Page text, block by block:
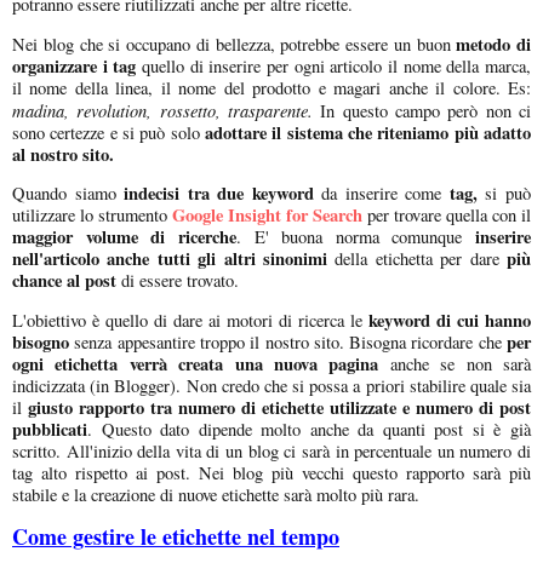
Nei blog che si occupano di bellezza, potrebbe essere un buonmetodo di
organizzare i tag quello di inserire per ogni articolo il nome della marca,
il nome della linea, il nome del prodotto e magari anche il colore. Es:
madina, revolution, rossetto, trasparente.In questo campo però non ci
sono certezze e si può solo adottare il sistema che riteniamo più adatto
al nostro sito.
Quando siamoindecisi tra due keywordda inserire come tag,si può
utilizzare lo strumento Google Insight for Search per trovare quella con il
maggior volume di ricerche. E' buona norma comunque inserire
nell'articolo anche tutti gli altri sinonimidella etichetta per darepiù
chance al post di essere trovato.
L'obiettivo è quello di dare ai motori di ricerca le keyword di cui hanno
bisogno senza appesantire troppo il nostro sito. Bisogna ricordare che per
ogni etichetta verrà creata una nuova pagina anche se non sarà
indicizzata (in Blogger). Non credo che si possa a priori stabilire quale sia
il giusto rapporto tra numero di etichette utilizzate e numero di post
pubblicati. Questo dato dipende molto anche da quanti post si è già
scritto. All'inizio della vita di un blog ci sarà in percentuale un numero di
tag alto rispetto ai post. Nei blog più vecchi questo rapporto sarà più
stabile e la creazione di nuove etichette sarà molto più rara.
Come gestire le etichette nel tempo